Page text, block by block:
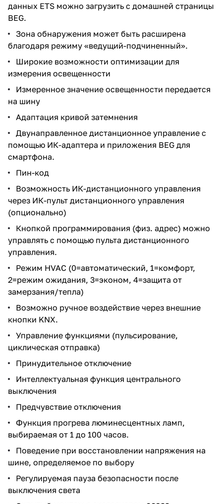
данных ETS можно загрузить с домашней страницы
BEG.
Зона обнаружения может быть расширена
благодаря режиму «ведущий-подчиненный».
Широкие возможности оптимизации для
измерения освещенности
Измеренное значение освещенности передается
на шину
Адаптация кривой затемнения
Двунаправленное дистанционное управление с
помощью ИК-адаптера и приложения BEG для
смартфона.
Пин-код
Возможность ИК-дистанционного управления
через ИК-пульт дистанционного управления
(опционально)
Кнопкой программирования (физ. адрес) можно
управлять с помощью пульта дистанционного
управления.
Режим HVAC (0=автоматический, 1=комфорт,
2=режим ожидания, 3=эконом, 4=защита от
замерзания/тепла)
Возможно ручное воздействие через внешние
кнопки KNX.
Управление функциями (пульсирование,
циклическая отправка)
Принудительное отключение
Интеллектуальная функция центрального
выключения
Предчувствие отключения
Функция прогрева люминесцентных ламп,
выбираемая от 1 до 100 часов.
Поведение при восстановлении напряжения на
шине, определяемое по выбору
Регулируемая пауза безопасности после
выключения света